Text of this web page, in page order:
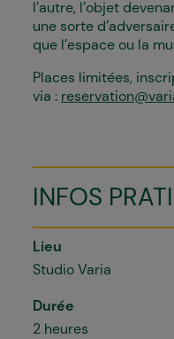
INFOS
Lieu
Studio Varia
Durée
2 heures
l’autre, l’objet
une sorte
que l’espace ou la
Places limitées,
via :